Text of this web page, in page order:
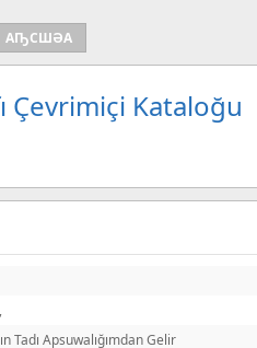
АҦСШӘА
Çevrimiçi Kataloğu
,
Tadı Apsuwalığımdan Gelir